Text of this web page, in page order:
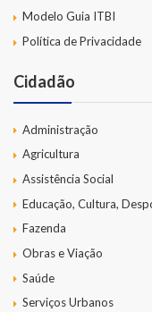
Modelo Guia ITBI
Política de Privacidade
Cidadão
Administração
Agricultura
Assistência Social
Educação, Cultura,
Fazenda
Obras e Viação
Saúde
Serviços Urbanos